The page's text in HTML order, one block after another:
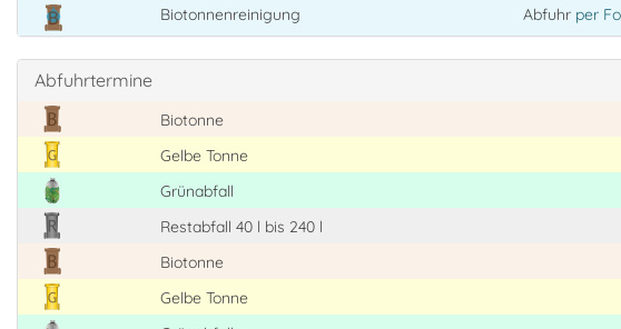
Biotonnenreinigung Abfuhr per
Abfuhrtermine
Biotonne
Gelbe Tonne
Grünabfall
Restabfall 40 l bis 240 l
Biotonne
Gelbe Tonne